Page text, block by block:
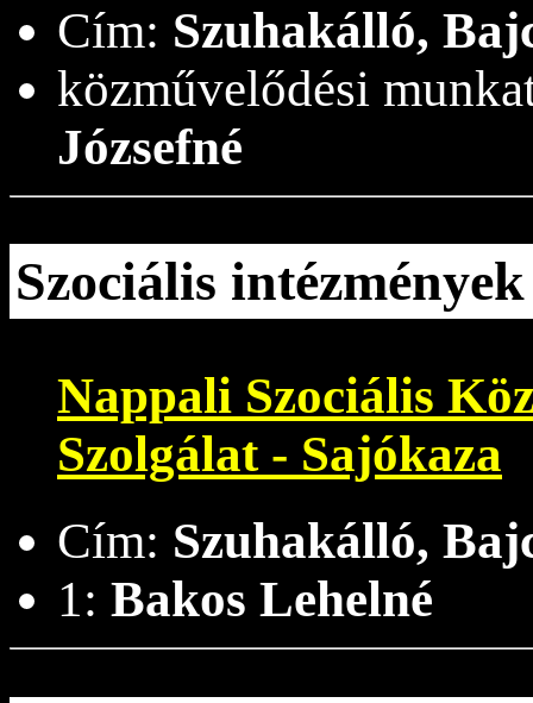
Cím: Szuhakálló,
közművelődési
Józsefné
Szociális intézmények
Nappali Szociális
Szolgálat - Sajókaza
Cím: Szuhakálló,
1: Bakos Lehelné